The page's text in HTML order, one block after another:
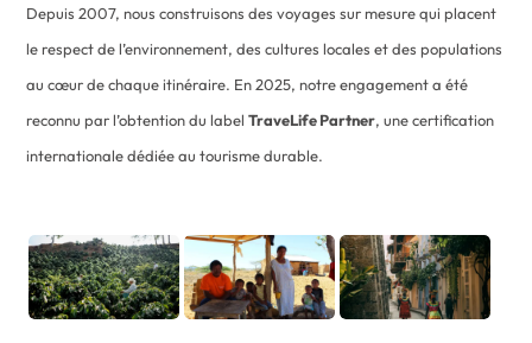
Depuis 2007, nous construisons des voyages sur mesure qui placent
le respect de l’environnement, des cultures locales et des populations
au cœur de chaque itinéraire. En 2025, notre engagement a été
reconnu par l’obtention du labelTraveLife Partner, une certification
internationale dédiée au tourisme durable.